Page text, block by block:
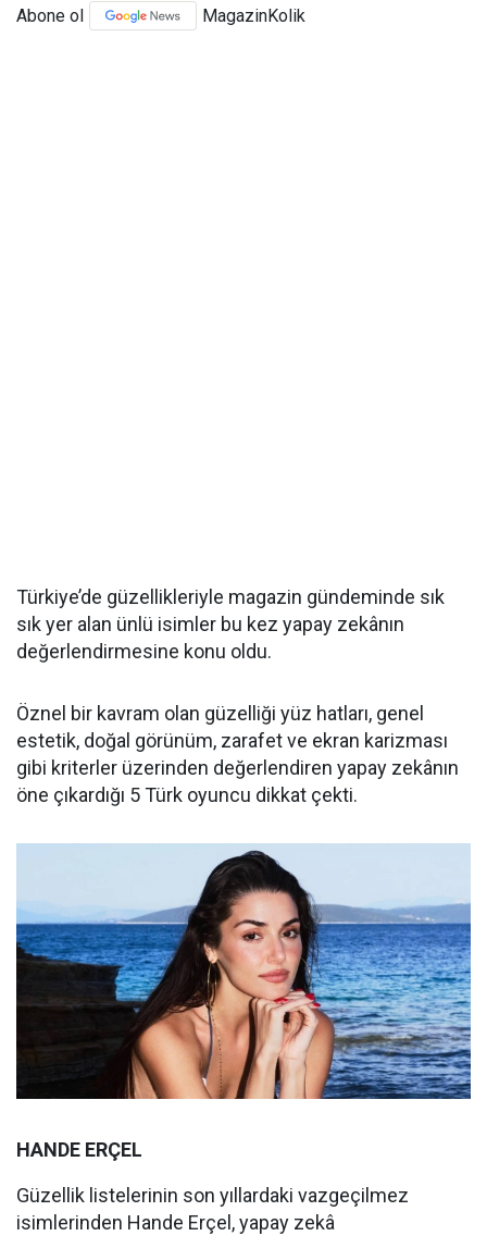
Abone ol MagazinKolik
Türkiye’de güzellikleriyle magazin gündeminde sık
sık yer alan ünlü isimler bu kez yapay zekânın
değerlendirmesine konu oldu.
Öznel bir kavram olan güzelliği yüz hatları, genel
estetik, doğal görünüm, zarafet ve ekran karizması
gibi kriterler üzerinden değerlendiren yapay zekânın
öne çıkardığı 5 Türk oyuncu dikkat çekti.
HANDE ERÇEL
Güzellik listelerinin son yıllardaki vazgeçilmez
isimlerinden Hande Erçel, yapay zekâ